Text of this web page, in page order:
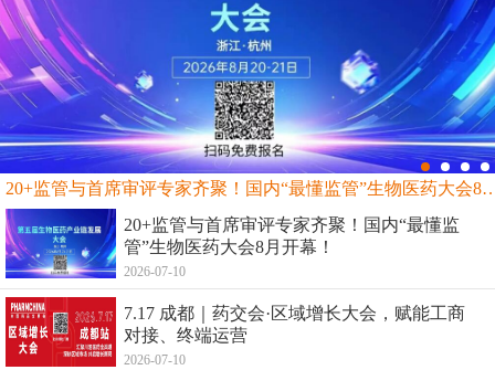
20+监管与首席审评专家齐聚！国内“最
20+监管与首席审评专家齐聚！国内“最懂监
管”生物医药大会8月开幕！
2026-07-10
7.17 成都｜药交会·区域增长大会，赋能工商
对接、终端运营
2026-07-10